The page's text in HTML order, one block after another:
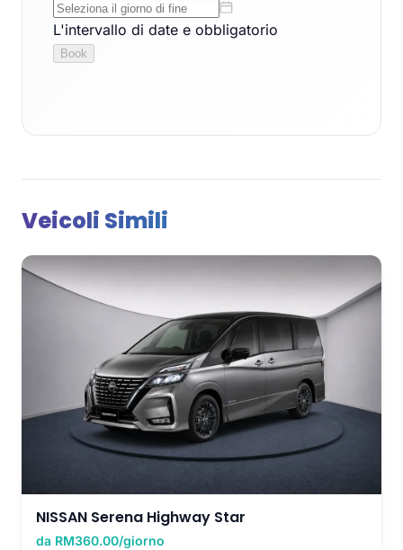
Veicoli Simili
NISSAN Serena Highway Star
da RM360.00/giorno